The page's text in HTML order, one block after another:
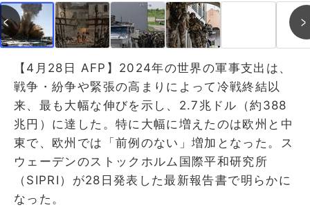
【4月28日 AFP】2024年の世界の軍事支出は、
戦争・紛争や緊張の高まりによって冷戦終結以
来、最も大幅な伸びを示し、2.7兆ドル（約388
兆円）に達した。特に大幅に増えたのは欧州と中
東で、欧州では「前例のない」増加となった。ス
ウェーデンのストックホルム国際平和研究所
（SIPRI）が28日発表した最新報告書で明らかに
なった。